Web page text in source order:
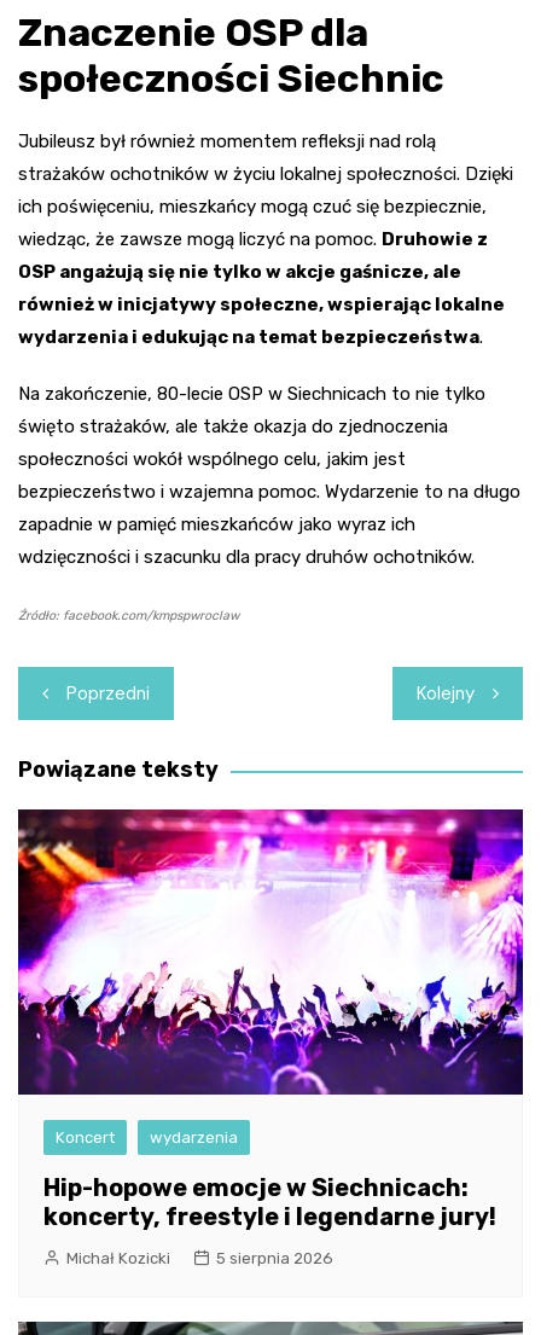
Znaczenie OSP dla
społeczności Siechnic
Jubileusz był również momentem refleksji nad rolą
strażaków ochotników w życiu lokalnej społeczności. Dzięki
ich poświęceniu, mieszkańcy mogą czuć się bezpiecznie,
wiedząc, że zawsze mogą liczyć na pomoc. Druhowie z
OSP angażują się nie tylko w akcje gaśnicze, ale
również w inicjatywy społeczne, wspierając lokalne
wydarzenia i edukując na temat bezpieczeństwa.
Na zakończenie, 80-lecie OSP w Siechnicach to nie tylko
święto strażaków, ale także okazja do zjednoczenia
społeczności wokół wspólnego celu, jakim jest
bezpieczeństwo i wzajemna pomoc. Wydarzenie to na długo
zapadnie w pamięć mieszkańców jako wyraz ich
wdzięczności i szacunku dla pracy druhów ochotników.
Źródło: facebook.com/kmpspwroclaw
Nawigacja
wpisu
Poprzedni Kolejny
Powiązane teksty
Koncert wydarzenia
Hip-hopowe emocje w Siechnicach:
koncerty, freestyle i legendarne jury!
Michał Kozicki 5 sierpnia 2026